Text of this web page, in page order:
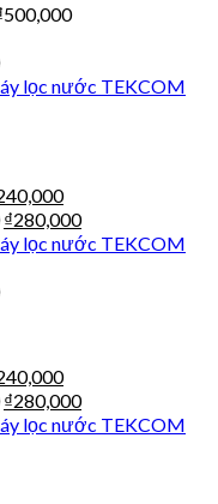
500,000
lọc nước TEKCOM
₫280,000
lọc nước TEKCOM
₫280,000
lọc nước TEKCOM